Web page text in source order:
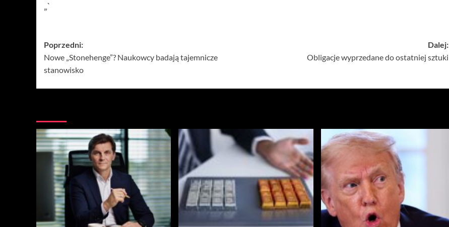
„`
Zobacz
wpisy
Poprzedni:
Nowe „Stonehenge”? Naukowcy badają tajemnicze
stanowisko
Dalej:
Obligacje wyprzedane do ostatniej sztuki